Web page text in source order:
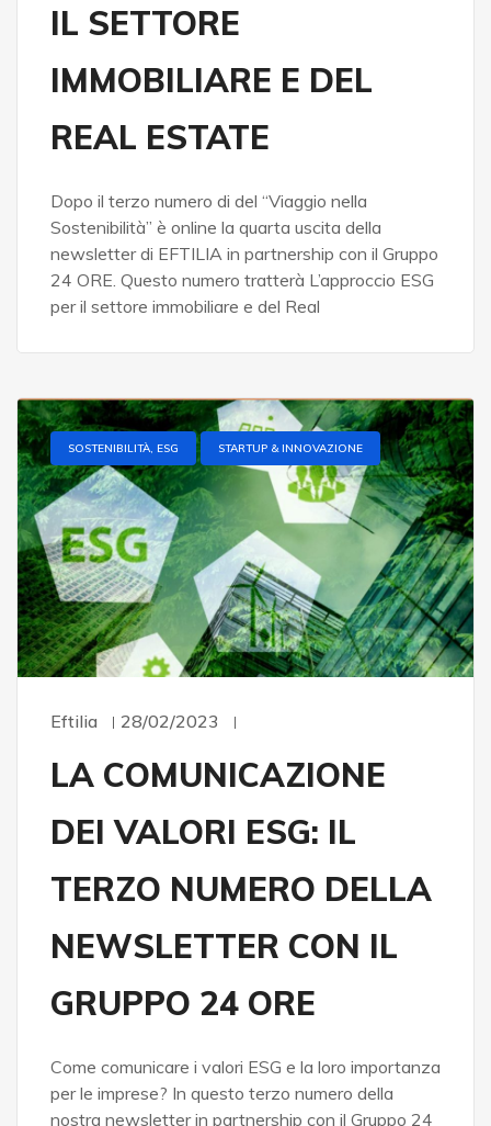
IL SETTORE
IMMOBILIARE E DEL
REAL ESTATE
Dopo il terzo numero di del “Viaggio nella
Sostenibilità” è online la quarta uscita della
newsletter di EFTILIA in partnership con il Gruppo
24 ORE. Questo numero tratterà L’approccio ESG
per il settore immobiliare e del Real
SOSTENIBILITÀ, ESG STARTUP & INNOVAZIONE
Eftilia 28/02/2023
LA COMUNICAZIONE
DEI VALORI ESG: IL
TERZO NUMERO DELLA
NEWSLETTER CON IL
GRUPPO 24 ORE
Come comunicare i valori ESG e la loro importanza
per le imprese? In questo terzo numero della
nostra newsletter in partnership con il Gruppo 24